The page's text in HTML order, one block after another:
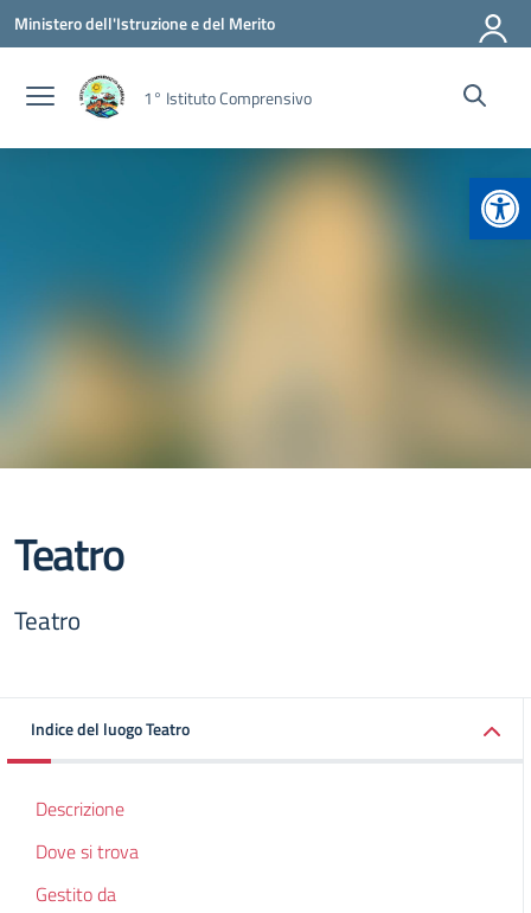
Vai ai contenuti
Vai al menu di navigazione
Vai al footer
Ministero dell'Istruzione e del Merito
1° Istituto Comprensivo
Teatro
Teatro
Indice del luogo Teatro
Descrizione
Dove si trova
Gestito da